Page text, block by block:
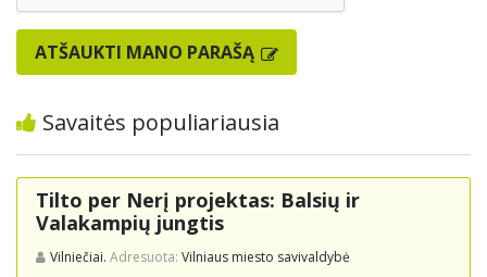
ATŠAUKTI MANO PARAŠĄ
Savaitės populiariausia
Tilto per Nerį projektas: Balsių ir
Valakampių jungtis
Vilniečiai. Adresuota: Vilniaus miesto savivaldybė